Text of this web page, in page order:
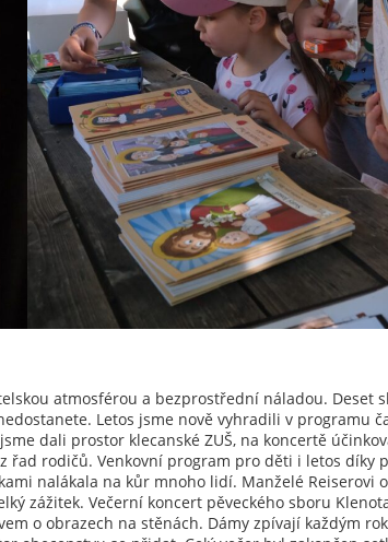
atmosférou a bezprostřední náladou. Deset
Letos jsme nově vyhradili v programu
dali prostor klecanské ZUŠ, na koncertě
řad rodičů. Venkovní program pro děti i letos díky
nalákala na kůr mnoho lidí. Manželé Reiserovi
zážitek. Večerní koncert pěveckého sboru
o obrazech na stěnách. Dámy zpívají každým